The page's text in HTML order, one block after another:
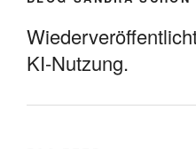
KI-Nutzung.